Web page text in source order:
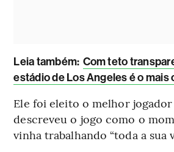
Leia também: Com teto
estádio de Los Angeles é o mais
Ele foi eleito o melhor
descreveu o jogo como o
vinha trabalhando “toda a sua